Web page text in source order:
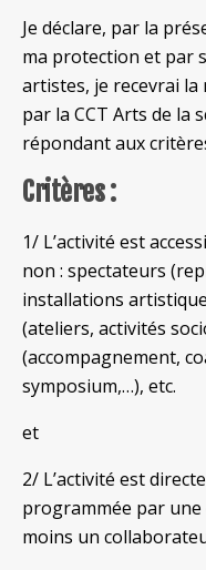
Je déclare, par la
ma protection et par
artistes, je recevrai
par la CCT Arts de la
répondant aux
Critères :
1/ L’activité est
non : spectateurs
installations
(ateliers, activités
(accompagnement,
symposium,…), etc.
et
2/ L’activité est
programmée par
moins un